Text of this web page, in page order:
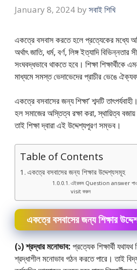
January 8, 2024 by সবাই শিখি
একত্রে বসবাস করতে হলে প্রত্যেকের মধ্যে
অর্থাৎ জাতি, ধর্ম, বর্ণ, লিঙ্গ ইত্যাদি
সংঘবদ্ধভাবে থাকতে হবে। শিক্ষা শিক্ষার্থীকে
মাধ্যমে সমস্ত ভেদাভেদের প্রাচীর ভেঙে
একত্রে বসবাসের জন্য শিক্ষা’ শব্দটি
হল সমাজের অস্তিত্ব রক্ষা করা, স্থায়িত্ব
তাই শিক্ষা দ্বারা এই উদ্দেশ্যপূরণ সম্ভব।
Table of Contents
একত্রে বসবাসের জন্য শিক্ষার উদ্দেশ্যসমূহ
এইরকম Question answer
visit করুন
একত্রে বসবাসের জন্য শিক্ষার
(১) শ্রদ্ধার মনোভাব: প্রত্যেক শিক্ষার্থী যথাযথ
শ্রদ্ধাশীল মনােভাব গঠন করতে পারে। তাই